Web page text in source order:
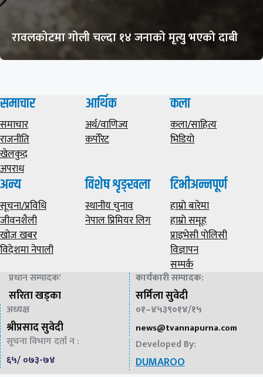
रावलकोटमा गोली चल्दा १४ जनाको मृत्यु भएको दाबी
समाचार
समाचार
राजनीति
खेलकुद
अपराध
आर्थिक
अर्थ/वाणिज्य
कर्पोरेट
कला
कला/साहित्य
भिडियाे
अन्य
सूचना/प्रविधि
जीवनशैली
खोज खबर
विदेशमा नेपाली
विशेष शृङ्खला
स्थानीय चुनाव
नेपाल प्रिमियर लिग
टिभीअन्नपूर्ण
हाम्राे बारेमा
हाम्राे समूह
प्राइभेसी पाेलिसी
विज्ञापन
सम्पर्क
प्रधान सम्पादकः
सरिता खड्का
कार्यकारी सम्पादक:
सर्मिला सुवेदी
अध्यक्ष
श्रीप्रसाद सुवेदी
०१–४५३९०१४/१५
news@tvannapurna.com
सूचना विभाग दर्ता न :
६५/ ०७३-७४
Developed By:
DUMAROO